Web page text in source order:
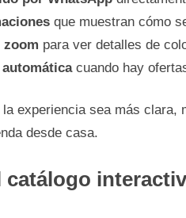
que muestran cómo
zoom para ver detalles de
cuando hay
la experiencia sea más
desde casa.
catálogo